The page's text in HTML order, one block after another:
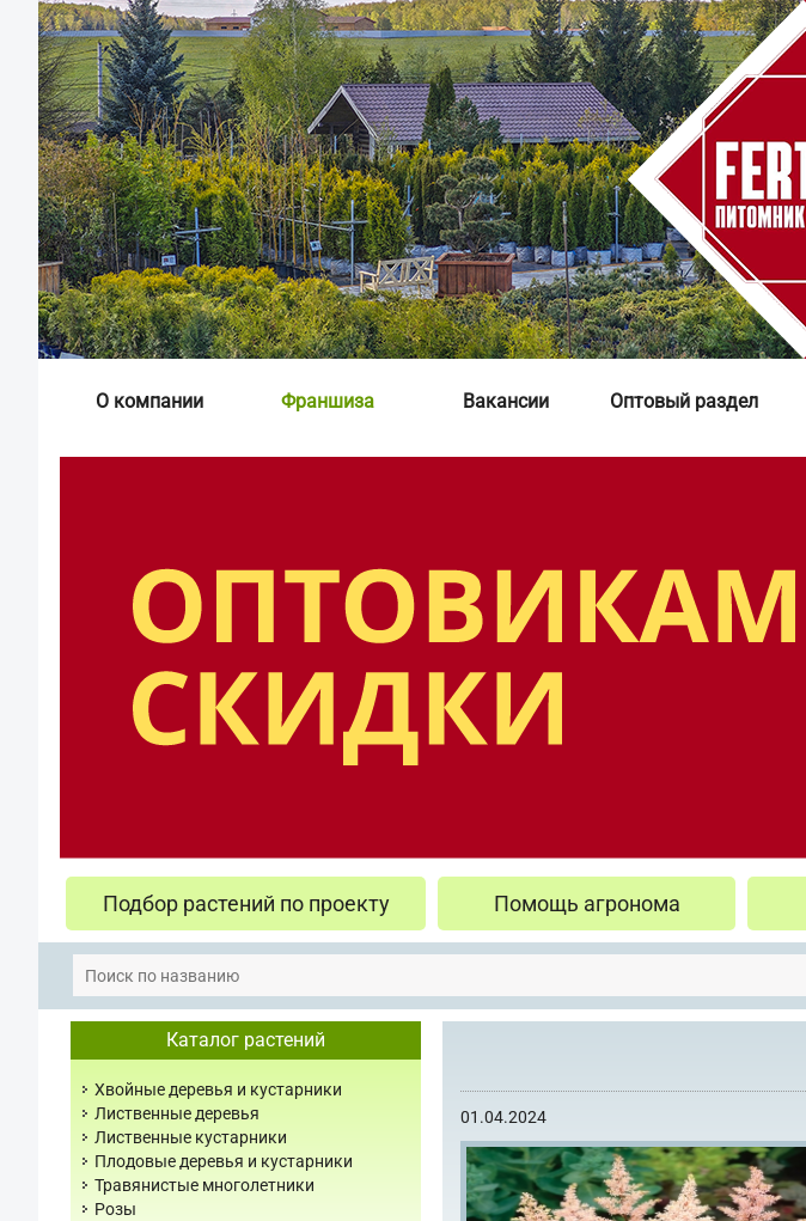
О компании Франшиза Вакансии Оптовый раздел
Подбор растений по проекту Помощь агронома
Каталог растений
Хвойные деревья и кустарники
Лиственные деревья
Лиственные кустарники
Плодовые деревья и кустарники
Травянистые многолетники
Розы
01.04.2024